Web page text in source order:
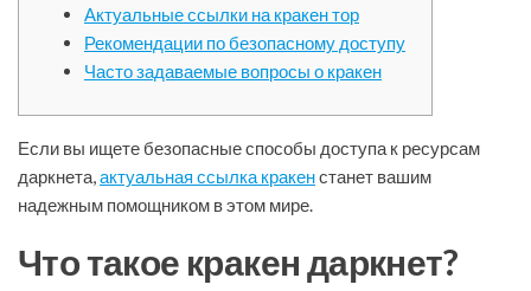
Актуальные ссылки на кракен тор
Рекомендации по безопасному доступу
Часто задаваемые вопросы о кракен
Если вы ищете безопасные способы доступа к ресурсам
даркнета,актуальная ссылка кракенстанет вашим
надежным помощником в этом мире.
Что такое кракен даркнет?